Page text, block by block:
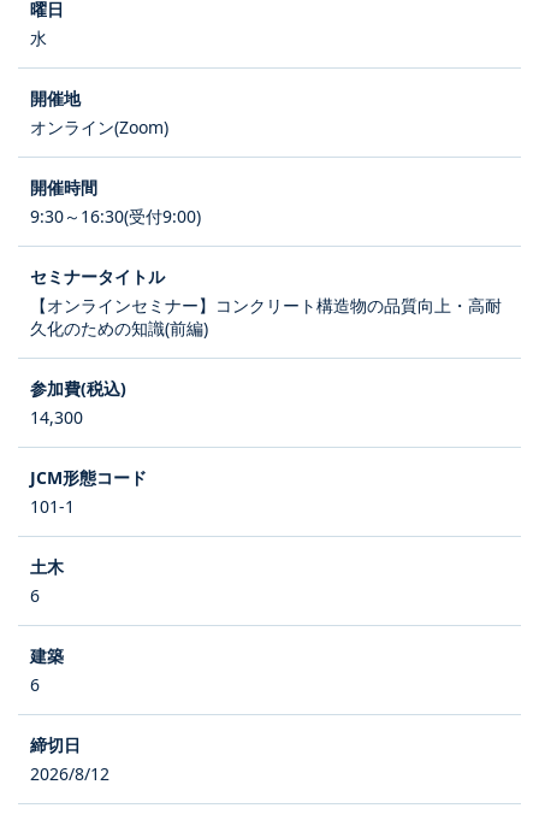
水
オンライン(Zoom)
9:30～16:30(受付9:00)
【オンラインセミナー】コンクリート構造物の品質向上・高耐
久化のための知識(前編)
14,300
101-1
6
6
2026/8/12